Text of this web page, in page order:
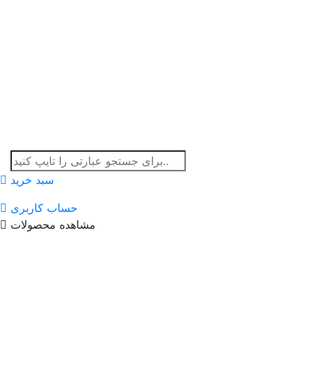
سبد خرید
حساب کاربری
مشاهده محصولات